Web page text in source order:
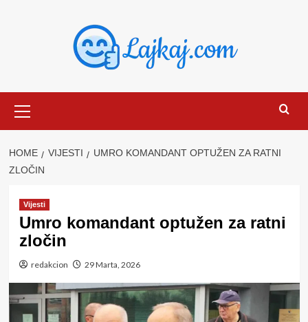
Menu
HOME VIJESTI
UMRO KOMANDANT OPTUŽEN ZA RATNI
ZLOČIN
Vijesti
Umro komandant optužen za ratni
zločin
redakcion 29 Marta, 2026